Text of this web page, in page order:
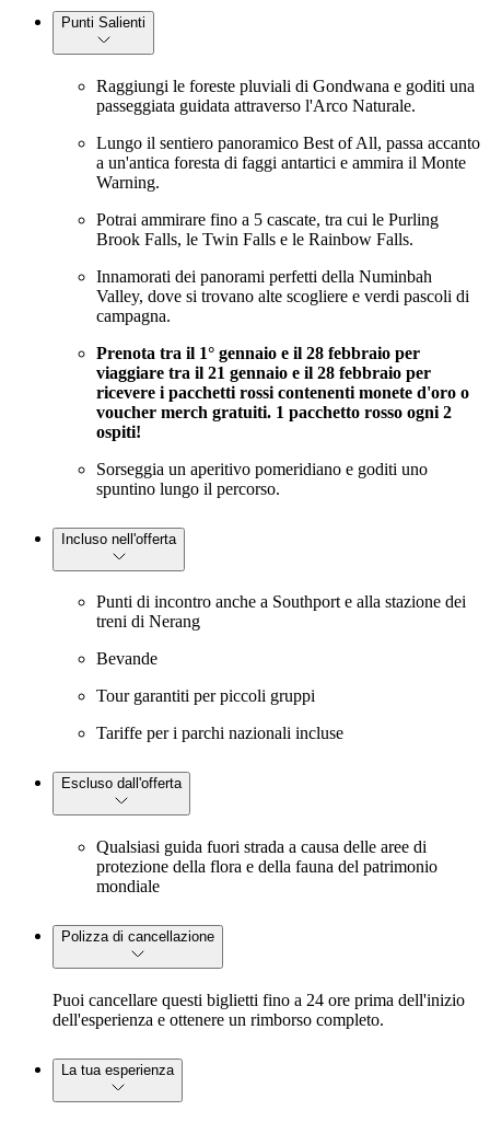
Punti Salienti
Raggiungi le foreste pluviali di Gondwana e goditi una
passeggiata guidata attraverso l'Arco Naturale.
Lungo il sentiero panoramico Best of All, passa accanto
a un'antica foresta di faggi antartici e ammira il Monte
Warning.
Potrai ammirare fino a 5 cascate, tra cui le Purling
Brook Falls, le Twin Falls e le Rainbow Falls.
Innamorati dei panorami perfetti della Numinbah
Valley, dove si trovano alte scogliere e verdi pascoli di
campagna.
Prenota tra il 1° gennaio e il 28 febbraio per
viaggiare tra il 21 gennaio e il 28 febbraio per
ricevere i pacchetti rossi contenenti monete d'oro o
voucher merch gratuiti. 1 pacchetto rosso ogni 2
ospiti!
Sorseggia un aperitivo pomeridiano e goditi uno
spuntino lungo il percorso.
Incluso nell'offerta
Punti di incontro anche a Southport e alla stazione dei
treni di Nerang
Bevande
Tour garantiti per piccoli gruppi
Tariffe per i parchi nazionali incluse
Escluso dall'offerta
Qualsiasi guida fuori strada a causa delle aree di
protezione della flora e della fauna del patrimonio
mondiale
Polizza di cancellazione
Puoi cancellare questi biglietti fino a 24 ore prima dell'inizio
dell'esperienza e ottenere un rimborso completo.
La tua esperienza